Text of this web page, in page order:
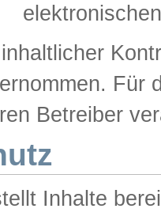
Für
Betreiber
Inhalte